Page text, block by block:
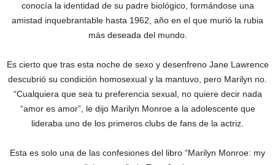
conocía la identidad de su padre biológico, formándose una
amistad inquebrantable hasta 1962, año en el que murió la rubia
más deseada del mundo.
Es cierto que tras esta noche de sexo y desenfreno Jane Lawrence
descubrió su condición homosexual y la mantuvo, pero Marilyn no.
“Cualquiera que sea tu preferencia sexual, no quiere decir nada
“amor es amor”, le dijo Marilyn Monroe a la adolescente que
lideraba uno de los primeros clubs de fans de la actriz.
Esta es solo una de las confesiones del libro “Marilyn Monroe: my